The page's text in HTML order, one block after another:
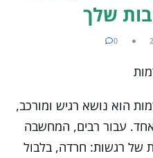
שלך
0
הוא נושא רגיש ומורכב,
עבור רבים, המחשבה
של רגשות: חרדה, בלבול